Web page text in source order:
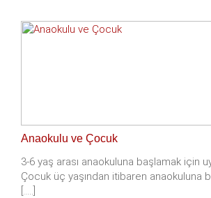
Anaokulu ve Çocuk
3-6 yaş arası anaokuluna başlamak için
Çocuk üç yaşından itibaren anaokuluna
[.....]